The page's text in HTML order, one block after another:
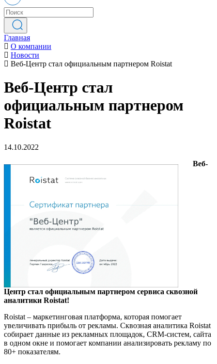
Главная
О компании
Новости
Веб-Центр стал официальным партнером Roistat
Веб-Центр стал
официальным партнером
Roistat
14.10.2022
Веб-
Центр стал официальным партнером сервиса сквозной
аналитики Roistat!
Roistat – маркетинговая платформа, которая помогает
увеличивать прибыль от рекламы. Сквозная аналитика Roistat
собирает данные из рекламных площадок, CRM-систем, сайта
в одном окне и помогает компании анализировать рекламу по
80+ показателям.